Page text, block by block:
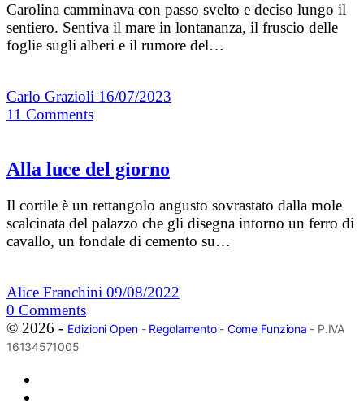
Carolina camminava con passo svelto e deciso lungo il
sentiero. Sentiva il mare in lontananza, il fruscio delle
foglie sugli alberi e il rumore del…
Carlo Grazioli 16/07/2023
11 Comments
Alla luce del giorno
Il cortile è un rettangolo angusto sovrastato dalla mole
scalcinata del palazzo che gli disegna intorno un ferro di
cavallo, un fondale di cemento su…
Alice Franchini 09/08/2022
0 Comments
© 2026 - Edizioni Open- Regolamento- Come Funziona - P.IVA
16134571005